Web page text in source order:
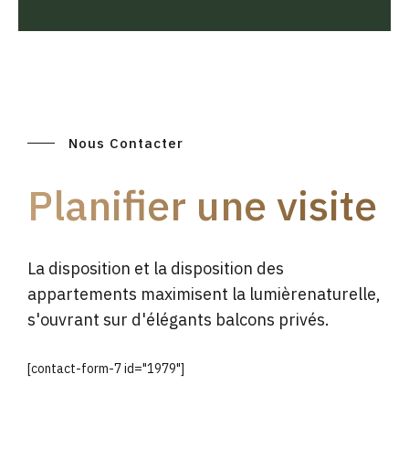
Nous Contacter
Planifier une visite
La disposition et la disposition des
appartements maximisent la lumièrenaturelle,
s'ouvrant sur d'élégants balcons privés.
[contact-form-7 id="1979"]